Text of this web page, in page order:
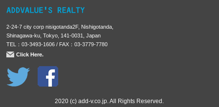
稿
ビ
ゲ
ー
シ
ョ
投
:
2-24-7 city corp nisigotanda2F, Nishigotanda,
Shinagawa-ku, Tokyo, 141-0031, Japan
TEL：03-3493-1606 / FAX：03-3779-7780
Click Here.
2020 (c) add-v.co.jp. All Rights Reserved.